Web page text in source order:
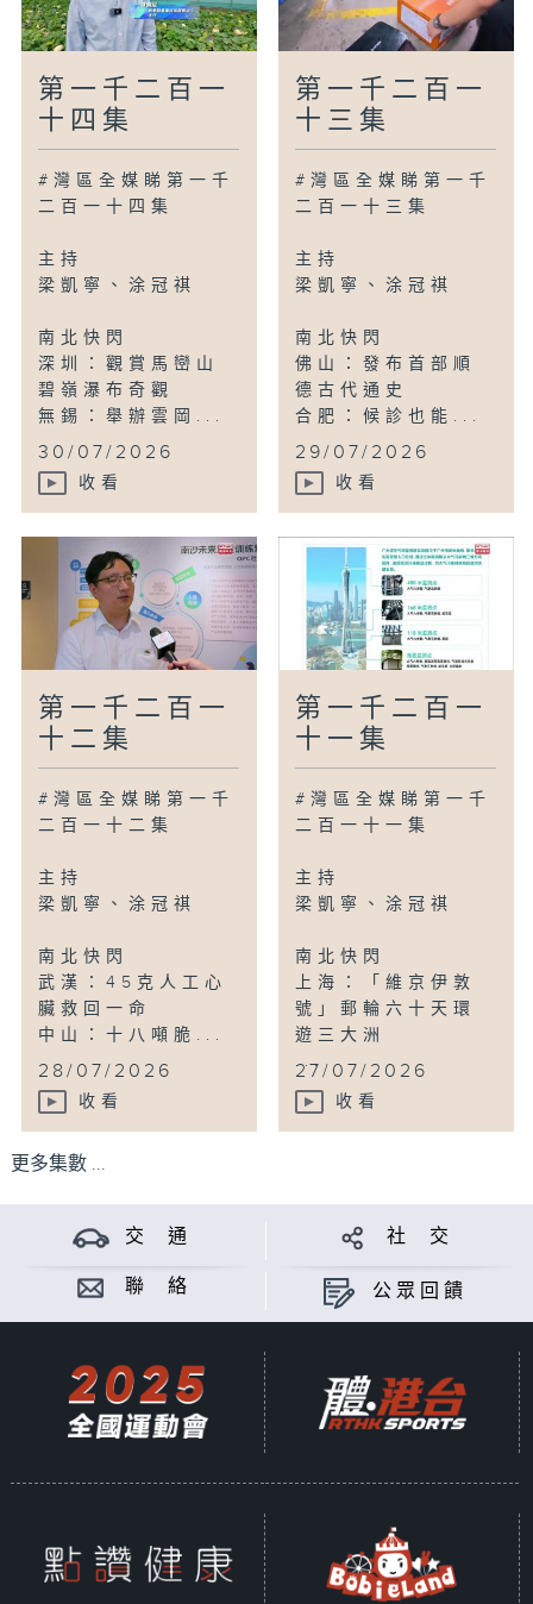
第一千二百一
十四集
#灣區全媒睇第一千
二百一十四集
主持
梁凱寧、涂冠祺
南北快閃
深圳：觀賞馬巒山
碧嶺瀑布奇觀
無錫：舉辦雲岡...
30/07/2026
收看
第一千二百一
十三集
#灣區全媒睇第一千
二百一十三集
主持
梁凱寧、涂冠祺
南北快閃
佛山：發布首部順
德古代通史
合肥：候診也能...
29/07/2026
收看
第一千二百一
十二集
#灣區全媒睇第一千
二百一十二集
主持
梁凱寧、涂冠祺
南北快閃
武漢：45克人工心
臟救回一命
中山：十八噸脆...
28/07/2026
收看
第一千二百一
十一集
#灣區全媒睇第一千
二百一十一集
主持
梁凱寧、涂冠祺
南北快閃
上海：「維京伊敦
號」郵輪六十天環
遊三大洲
...
27/07/2026
收看
更多集數 ...
交 通 社 交
聯 絡 公眾回饋